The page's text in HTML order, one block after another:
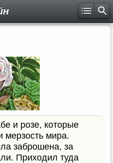
и розе, которые
мерзость мира.
заброшена, за
Приходил туда